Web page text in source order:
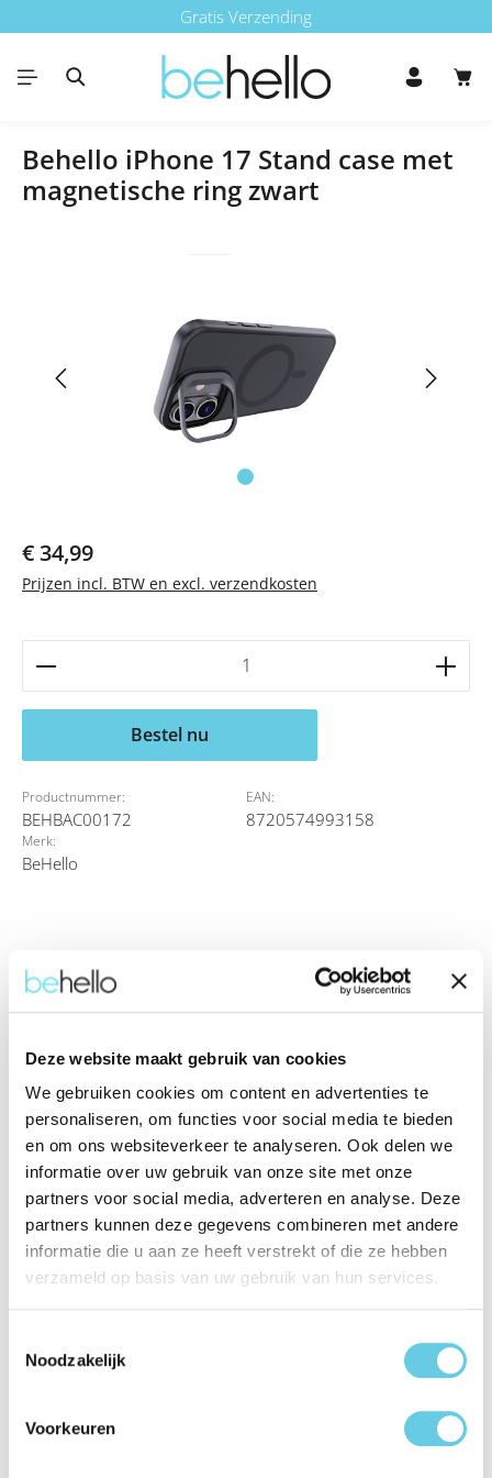
Deze website maakt gebruik van cookies
We gebruiken cookies om content en advertenties te
personaliseren, om functies voor social media te bieden
en om ons websiteverkeer te analyseren. Ook delen we
informatie over uw gebruik van onze site met onze
partners voor social media, adverteren en analyse. Deze
partners kunnen deze gegevens combineren met andere
informatie die u aan ze heeft verstrekt of die ze hebben
verzameld op basis van uw gebruik van hun services.
Noodzakelijk
Voorkeuren
Ga naar de hoofdinhoudGratis Verzending
Behello iPhone 17 Stand case met
magnetische ring zwart
Normale prijs:
€ 34,99
Prijzen incl. BTW en excl. verzendkosten
Producthoeveelheid: Voer de gewenste
Bestel nu
Productnummer:
BEHBAC00172
EAN:
8720574993158
Merk:
BeHello
Productinformatie "Behello iPhone 17
Stand case met magnetische ring zwart"
Bescherm je iPhone 17 met de BeHello Stand Case. Dit
slanke hoesje combineert betrouwbare bescherming met
slimme functionaliteit, zonder dat je toestel zwaar of log
aanvoelt.
De geïntegreerde magnetische ring maakt de case volledig
verwijderen. Bij de cameralens zit een ingebouwde
standaard die je eenvoudig uitklapt voor handsfree gebruik.
of gewoon op je bureau. Alle knoppen, poorten en de